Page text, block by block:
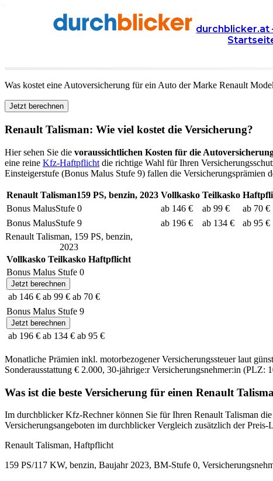
durchblicker.at
Autoversicherung Renault
in
Was kostet eine Autoversicherung für ein Auto der Marke Renault
Jetzt berechnen
Renault Talisman: Wie viel kostet die Versicherung?
Hier sehen Sie die voraussichtlichen Kosten für die
eine reine Kfz-Haftpflicht die richtige Wahl für Ihren
Einsteigerstufe (Bonus Malus Stufe 9) fallen die Versicherungsprämien
Renault Talisman159 PS, benzin, 2023 Vollkasko Teilkasko
Bonus MalusStufe 0 ab 146 € ab 99 € ab 70 €
Bonus MalusStufe 9 ab 196 € ab 134 € ab 95 €
Renault Talisman, 159PS, benzin,
2023
Vollkasko Teilkasko Haftpflicht
Bonus Malus Stufe 0
Jetzt berechnen
ab 146 € ab 99 € ab 70 €
Bonus Malus Stufe 9
Jetzt berechnen
ab 196 € ab 134 € ab 95 €
Monatliche Prämien inkl. motorbezogener Versicherungssteuer laut
Sonderausstattung € 2.000, 30-jährige:rVersicherungsnehmer:in (PLZ:
Was ist die beste Versicherung für einen Renault
Im durchblicker Kfz-Rechner können Sie für Ihren Renault Talisman
Versicherungsangeboten im durchblicker Vergleich zusätzlich der Preis-
Renault Talisman, Haftpflicht
159 PS/117 KW, benzin, Baujahr 2023, BM-Stufe 0,